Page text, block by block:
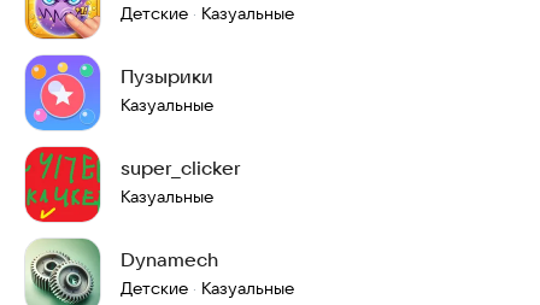
Детские · Казуальные
Пузырики
Казуальные
super_clicker
Казуальные
Dynamech
Детские · Казуальные